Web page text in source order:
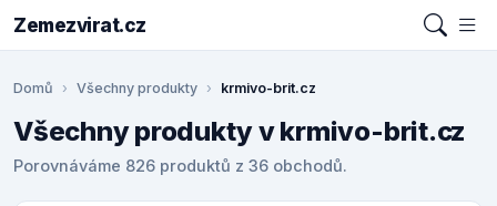
Zemezvirat.cz
Domů Všechny produkty krmivo-brit.cz
Všechny produkty v krmivo-brit.cz
Porovnáváme 826 produktů z 36 obchodů.